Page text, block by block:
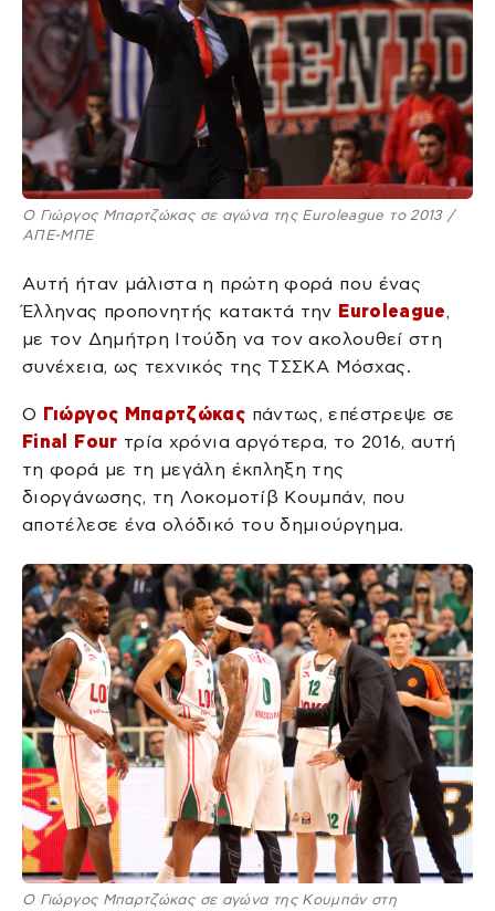
Ο Γιώργος Μπαρτζώκας σε αγώνα της Euroleague το 2013 /
ΑΠΕ-ΜΠΕ
Αυτή ήταν μάλιστα η πρώτη φορά που ένας
Έλληνας προπονητής κατακτά την Euroleague,
με τον Δημήτρη Ιτούδη να τον ακολουθεί στη
συνέχεια, ως τεχνικός της ΤΣΣΚΑ Μόσχας.
Ο Γιώργος Μπαρτζώκας πάντως, επέστρεψε σε
Final Four τρία χρόνια αργότερα, το 2016, αυτή
τη φορά με τη μεγάλη έκπληξη της
διοργάνωσης, τη Λοκομοτίβ Κουμπάν, που
αποτέλεσε ένα ολόδικό του δημιούργημα.
Ο Γιώργος Μπαρτζώκας σε αγώνα της Κουμπάν στη